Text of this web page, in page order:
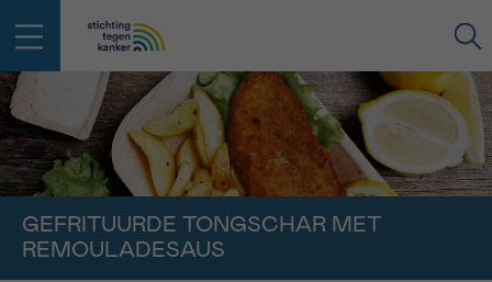
GEFRITUURDE TONGSCHAR MET
REMOULADESAUS
EMAIL
IN DE STRIJD TEGEN KANKER STA
JE NIET ALLEEN
Professionele medewerkers beantwoorden je vragen
Contacteer ons gratis
geen enkele diagnose
TERUG